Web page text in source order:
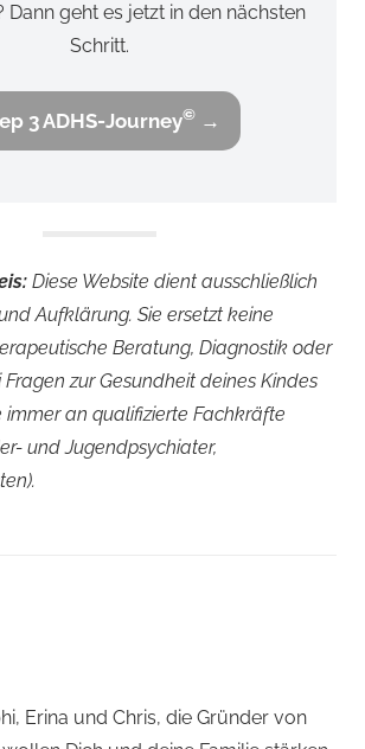
Dann geht es jetzt in den nächsten
Schritt.
3 ADHS-Journey© →
Diese Website dient ausschließlich
Aufklärung. Sie ersetzt keine
Beratung, Diagnostik oder
zur Gesundheit deines Kindes
immer an qualifizierte Fachkräfte
und Jugendpsychiater,
Erina und Chris, die Gründer von